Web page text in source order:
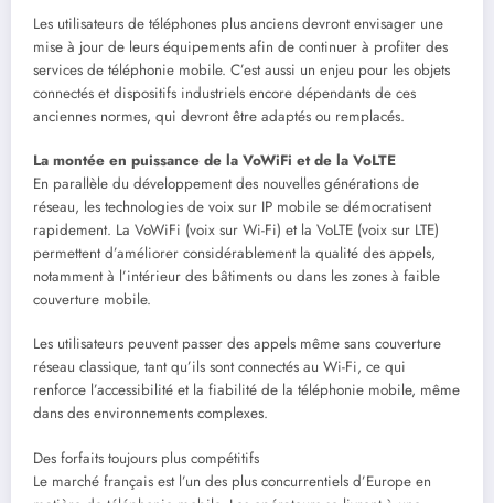
Les utilisateurs de téléphones plus anciens devront envisager une
mise à jour de leurs équipements afin de continuer à profiter des
services de téléphonie mobile. C’est aussi un enjeu pour les objets
connectés et dispositifs industriels encore dépendants de ces
anciennes normes, qui devront être adaptés ou remplacés.
La montée en puissance de la VoWiFi et de la VoLTE
En parallèle du développement des nouvelles générations de
réseau, les technologies de voix sur IP mobile se démocratisent
rapidement. La VoWiFi (voix sur Wi-Fi) et la VoLTE (voix sur LTE)
permettent d’améliorer considérablement la qualité des appels,
notamment à l’intérieur des bâtiments ou dans les zones à faible
couverture mobile.
Les utilisateurs peuvent passer des appels même sans couverture
réseau classique, tant qu’ils sont connectés au Wi-Fi, ce qui
renforce l’accessibilité et la fiabilité de la téléphonie mobile, même
dans des environnements complexes.
Des forfaits toujours plus compétitifs
Le marché français est l’un des plus concurrentiels d’Europe en